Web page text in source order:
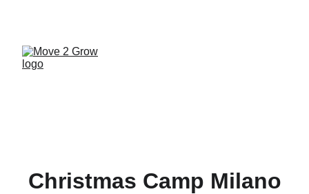
Christmas Camp Milano